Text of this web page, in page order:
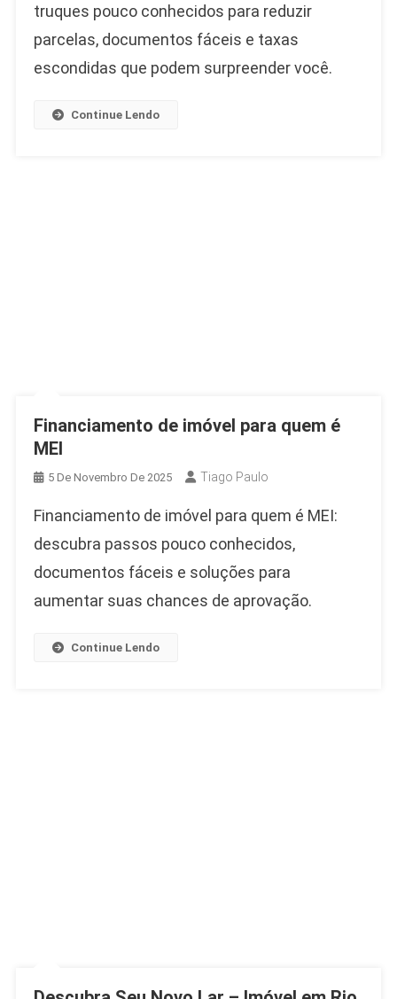
truques pouco conhecidos para reduzir
parcelas, documentos fáceis e taxas
escondidas que podem surpreender você.
Continue Lendo
Financiamento de imóvel para quem é
MEI
5 De Novembro De 2025 Tiago Paulo
Financiamento de imóvel para quem é MEI:
descubra passos pouco conhecidos,
documentos fáceis e soluções para
aumentar suas chances de aprovação.
Continue Lendo